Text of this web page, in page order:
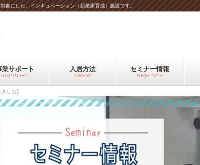
象にした、インキュベーション（起業家育成）施設です。
業サポート
SUPPORT
入居方法
CREW
セミナー情報
SEMINAR
した】